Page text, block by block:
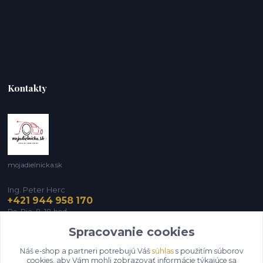
Kontakty
mojadielnicka.sk
Ing. Peter Herc
+421 944 958 170
Po-Pia, 8-18 hod.
infomojadielnicka@gmail.com
Spracovanie cookies
Náš e-shop a partneri potrebujú Váš súhlass použitím súborov
cookies, aby Vám mohli zobrazovať informácie týkajúce sa